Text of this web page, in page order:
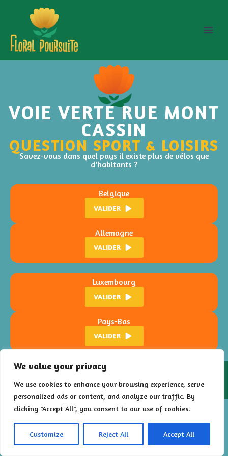
We value your privacy
We use cookies to enhance your browsing experience, serve
personalized ads or content, and analyze our traffic. By
clicking "Accept All", you consent to our use of cookies.
Customize Reject All Accept All
VOIE VERTE RUE MONT
CASSIN
QUESTION SPORT & LOISIRS
Savez-vous dans quel pays il existe plus de vélos que
d’habitants ?
Belgique
VALIDER
Allemagne
VALIDER
Luxembourg
VALIDER
Pays-Bas
VALIDER
Limierspour laVille de Montigny-lès-Metz